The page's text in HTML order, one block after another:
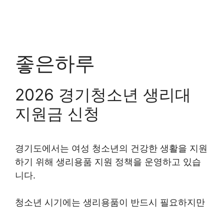
좋은하루
2026 경기청소년 생리대
지원금 신청
경기도에서는 여성 청소년의 건강한 생활을 지원
하기 위해 생리용품 지원 정책을 운영하고 있습
니다.
청소년 시기에는 생리용품이 반드시 필요하지만